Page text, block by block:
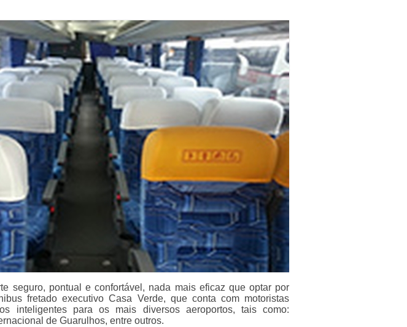
seguro, pontual e confortável, nada mais eficaz que optar por
fretado executivo Casa Verde, que conta com motoristas
inteligentes para os mais diversos aeroportos, tais como:
de Guarulhos, entre outros.